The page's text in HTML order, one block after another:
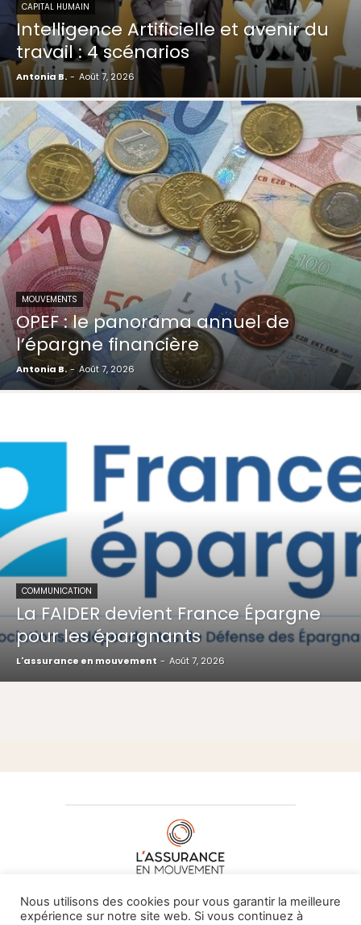
CAPITAL HUMAIN
Intelligence Artificielle et avenir du
travail : 4 scénarios
Antonia B. - Août 7, 2026
MOUVEMENTS
OPEF : le panorama annuel de
l’épargne financière
Antonia B. - Août 7, 2026
COMMUNICATION
La FAIDER devient France Épargne
pour les épargnants
L'assurance en mouvement - Août 7, 2026
À PROPOS DE NOUS•CONTACT
Nous utilisons des cookies pour vous garantir la meilleure
expérience sur notre site web. Si vous continuez à